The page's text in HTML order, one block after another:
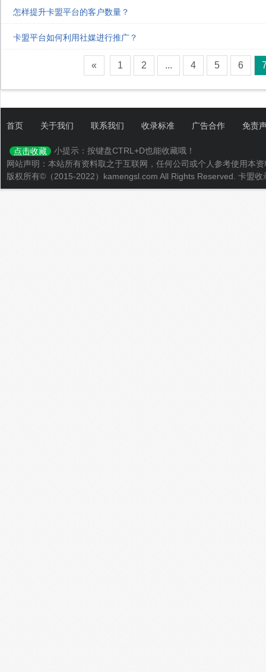
怎样提升卡盟平台的客户数量？
卡盟平台如何利用社媒进行推广？
« 1 2 ... 4 5 6
首页 关于我们 联系我们 收录标准 广告合作 免责
点击收藏
小提示：按键盘CTRL+D也能收藏哦！
网站声明：本站所有资料取之于互联网，任何公司或个人参考使用本
版权所有©（2015-2022）kamengsl.com All Rights Reserved. 卡盟收